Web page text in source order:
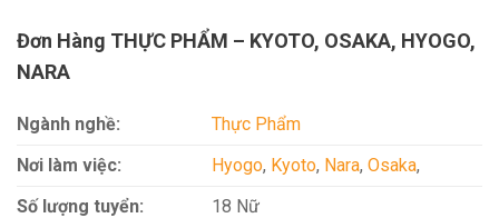
Đơn Hàng THỰC PHẨM – KYOTO, OSAKA, HYOGO,
NARA
Ngành nghề:
Thực Phẩm
Nơi làm việc:
Hyogo, Kyoto, Nara, Osaka,
Số lượng tuyển:
18 Nữ